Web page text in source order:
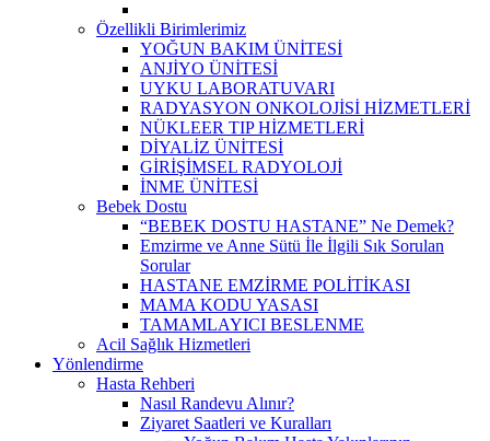
Özellikli Birimlerimiz
YOĞUN BAKIM ÜNİTESİ
ANJİYO ÜNİTESİ
UYKU LABORATUVARI
RADYASYON ONKOLOJİSİ HİZMETLERİ
NÜKLEER TIP HİZMETLERİ
DİYALİZ ÜNİTESİ
GİRİŞİMSEL RADYOLOJİ
İNME ÜNİTESİ
Bebek Dostu
“BEBEK DOSTU HASTANE” Ne Demek?
Emzirme ve Anne Sütü İle İlgili Sık Sorulan
Sorular
HASTANE EMZİRME POLİTİKASI
MAMA KODU YASASI
TAMAMLAYICI BESLENME
Acil Sağlık Hizmetleri
Yönlendirme
Hasta Rehberi
Nasıl Randevu Alınır?
Ziyaret Saatleri ve Kuralları